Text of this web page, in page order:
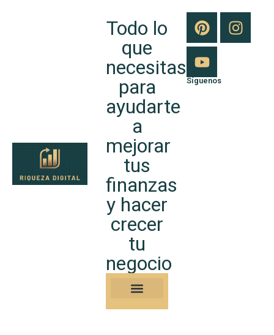
Todo lo
que
necesitas
para
ayudarte
a
mejorar
tus
finanzas
y hacer
crecer
tu
negocio
Síguenos